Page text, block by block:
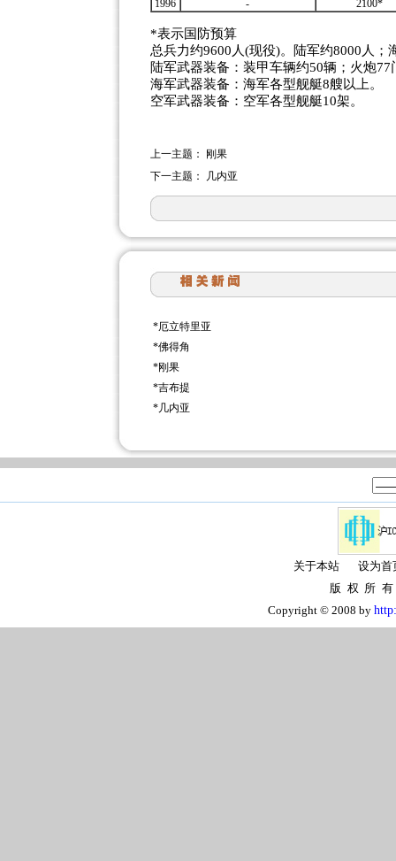
1996
- 2100*
*表示国防预算
总兵力约9600人(现役)。陆军约8000人
陆军武器装备：装甲车辆约50辆；火炮77
海军武器装备：海军各型舰艇8艘以上。
空军武器装备：空军各型舰艇10架。
上一主题： 刚果
下一主题：
几内亚
*厄立特里亚
*佛得角
*刚果
*吉布提
*几内亚